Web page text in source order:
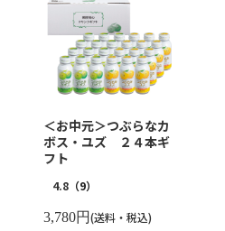
＜お中元＞つぶらなカ
ボス・ユズ ２４本ギ
フト
4.8（9）
3,780円(送料・税込)